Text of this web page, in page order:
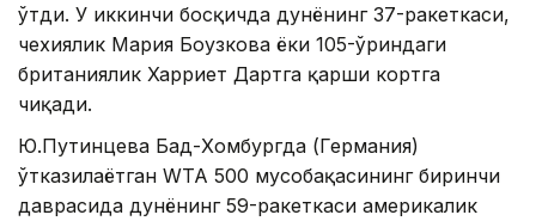
ўтди. У иккинчи босқичда дунёнинг 37-ракеткаси,
чехиялик Мария Боузкова ёки 105-ўриндаги
британиялик Харриет Дартга қарши кортга
чиқади.
Ю.Путинцева Бад-Хомбургда (Германия)
ўтказилаётган WТА 500 мусобақасининг биринчи
даврасида дунёнинг 59-ракеткаси америкалик